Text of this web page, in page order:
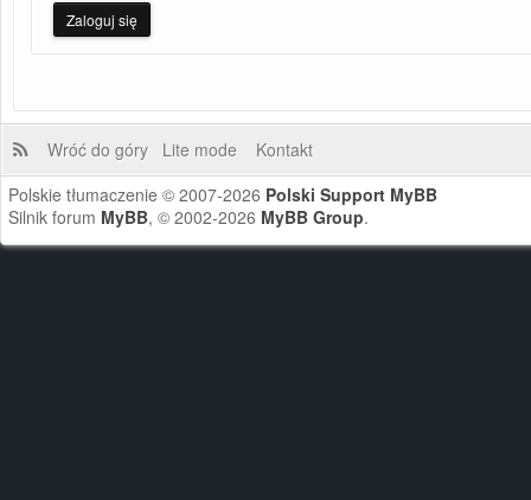
Wróć do góry Lite mode
Kontakt
Polskie tłumaczenie © 2007-2026 Polski Support MyBB
Silnik forum MyBB, © 2002-2026 MyBB Group.